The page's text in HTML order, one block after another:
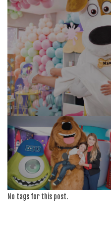
No tags for this post.